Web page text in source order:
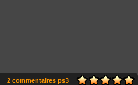
2 commentaires ps3